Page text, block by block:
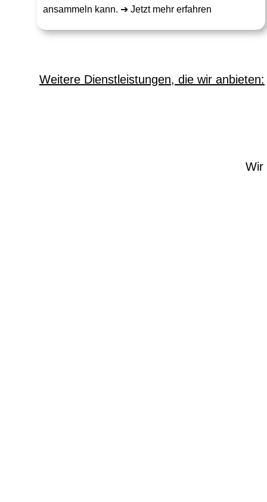
ansammeln kann. ➔ Jetzt mehr erfahren
Weitere Dienstleistungen, die wir anbieten:
Wir